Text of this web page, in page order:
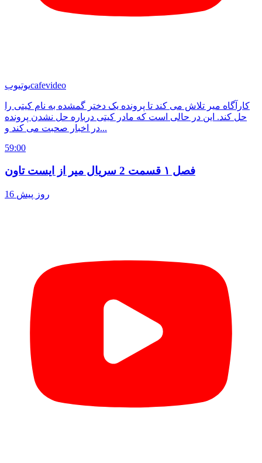
یوتیوبcafevideo
کارآگاه میر تلاش می کند تا پرونده یک دختر گمشده به نام کیتی را
حل کند. این در حالی است که مادر کیتی درباره حل نشدن پرونده
در اخبار صحبت می کند و...
59:00
فصل ۱ قسمت 2 سریال میر از ایست تاون
16 روز پیش